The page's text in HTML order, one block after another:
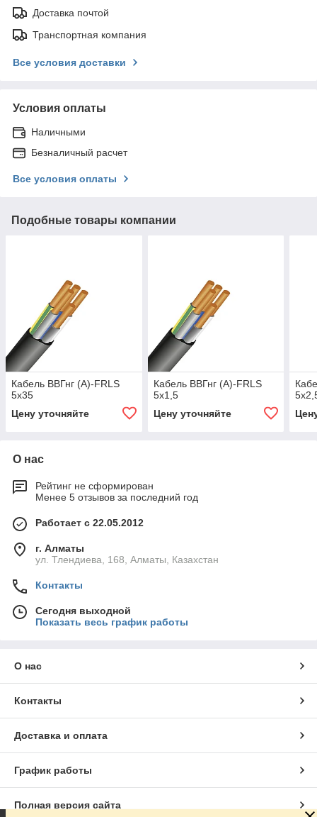
Доставка почтой
Транспортная компания
Все условия доставки
Условия оплаты
Наличными
Безналичный расчет
Все условия оплаты
Подобные товары компании
Кабель ВВГнг (А)-FRLS
5х35
Цену уточняйте
Кабель ВВГнг (А)-FRLS
5х1,5
Цену уточняйте
О нас
Рейтинг не сформирован
Менее 5 отзывов за последний год
Работает с 22.05.2012
г. Алматы
ул. Тлендиева, 168, Алматы, Казахстан
Контакты
Сегодня выходной
Показать весь график работы
О нас
Контакты
Доставка и оплата
График работы
Полная версия сайта